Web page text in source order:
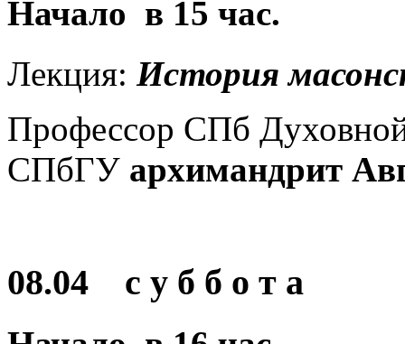
Начало в 15 час.
Лекция: История
Профессор СПб
СПбГУ архимандрит
08.04 с у б б о т а